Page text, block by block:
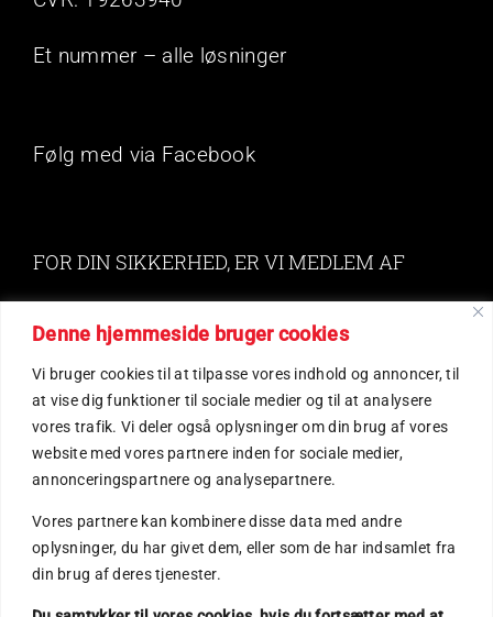
Denne hjemmeside bruger cookies
Vi bruger cookies til at tilpasse vores indhold og annoncer, til
at vise dig funktioner til sociale medier og til at analysere
vores trafik. Vi deler også oplysninger om din brug af vores
website med vores partnere inden for sociale medier,
annonceringspartnere og analysepartnere.
Vores partnere kan kombinere disse data med andre
oplysninger, du har givet dem, eller som de har indsamlet fra
din brug af deres tjenester.
Et nummer – alle løsninger
Følg med via Facebook
FOR DIN SIKKERHED, ER VI MEDLEM AF
Your Content Goes Here
FIND OS